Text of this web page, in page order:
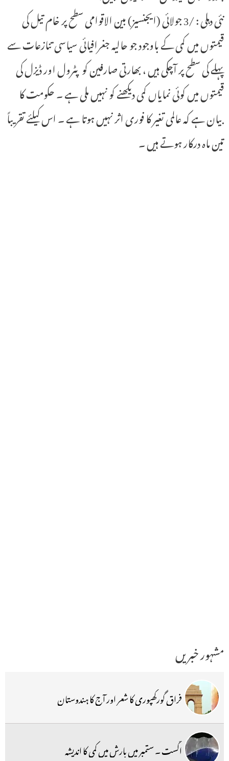
نئی دہلی : /3 جولائی (ایجنسیز) بین الاقوامی سطح پر خام تیل کی
قیمتوں میں کمی کے باوجود جو حالیہ جغرافیائی سیاسی تنازعات سے
پہلے کی سطح پر آچکی ہیں ، بھارتی صارفین کو پٹرول اور ڈیزل کی
قیمتوں میں کوئی نمایاں کمی دیکھنے کو نہیں ملی ہے ۔ حکومت کا
بیان ہے کہ عالمی تغیر کا فوری اثر نہیں ہوتا ہے ۔ اس کیلئے تقریباً
تین ماہ درکار ہوتے ہیں ۔
مشہور خبریں
فراق گورکھپوری کا شعر اور آج کا ہندوستان
اگست ۔ ستمبر میں بارش میں کمی کا اندیشہ